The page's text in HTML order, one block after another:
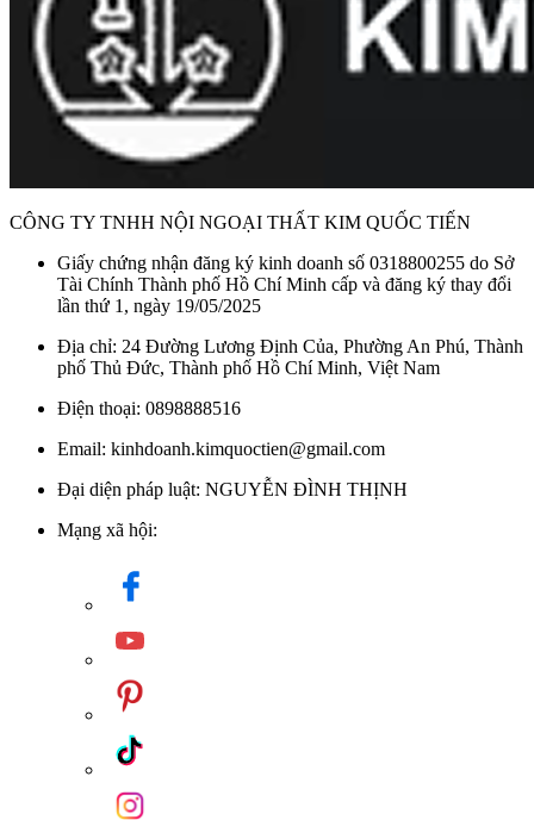
CÔNG TY TNHH NỘI NGOẠI THẤT KIM QUỐC TIẾN
Giấy chứng nhận đăng ký kinh doanh số 0318800255 do Sở
Tài Chính Thành phố Hồ Chí Minh cấp và đăng ký thay đổi
lần thứ 1, ngày 19/05/2025
Địa chỉ: 24 Đường Lương Định Của, Phường An Phú, Thành
phố Thủ Đức, Thành phố Hồ Chí Minh, Việt Nam
Điện thoại: 0898888516
Email: kinhdoanh.kimquoctien@gmail.com
Đại diện pháp luật: NGUYỄN ĐÌNH THỊNH
Mạng xã hội: